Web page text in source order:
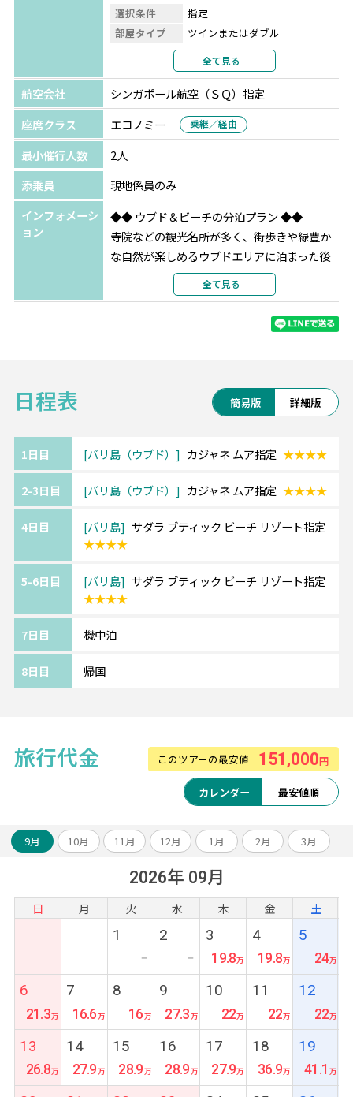
〇Ａプラン：ジンバランビーチでのシーフードBBQディナ
ー+ソフトドリンク1杯
〇Ｂプラン：絶品「イイガワルン」でのナシゴレンポーク
リブ+ビンタンビール1杯 ※クタ・ウブド・ウルワツ
〇Ｃプラン：名店「イブオカ」でのバビグリン+ビンタン
ビール1杯 ※ウブド
◆ご出発120日前までのご予約
〇Dプラン：インスタ映え「トラガシンハ トロピカルリバ
ークラブ」でのフローティングランチ1回
サージ60分
〇Fプラン：5つ星ホテル「ケンピンスキーバリ」でのアフ
タヌーンティー1回 ※年末年始は利用不可
※1名様参加の場合、Dプラン・Fプランはご利用いただけ
ません。
〇Aセット：学生特典+オーキッドスパでの60分マッサー
のアフタヌーンティー（3,000円/人）
〇Cセット【お得】：学生特典+60分マッサージ+アフタヌ
ーンティー（5,000円/人）
※1名様参加の場合、Bセット・Cセットはご利用いただけ
選択条件
指定
部屋タイプ
ツインまたはダブル
2名1室利用
部屋カテゴリ
デラックスルーム
バリ島 サダラ ブティック ビーチ リゾート
★★★★
選択条件
指定
部屋タイプ
利用形態
部屋カテゴリ
サダラプレミア
全て見る
航空会社
シンガポール航空（ＳＱ）指定
座席クラス
エコノミー 乗継／経由
最小催行人数
2人
添乗員
現地係員のみ
インフォメーシ
ョン
◆◆ ウブド＆ビーチの分泊プラン ◆◆
寺院などの観光名所が多く、街歩きや緑豊か
な自然が楽しめるウブドエリアに泊まった後
は、ビーチ沿いのホテルでゆったりと♪
雰囲気の異なるエリアを1度に楽しめるお勧め
通り沿いのリゾート！
隠れ家的な雰囲気が魅力のプチホテル
■サダラ ブティック ビーチリゾート【人気ホ
マリンスポーツが盛んなベノア地区のビーチ
三角屋根が可愛いプールバーや開放的なレス
トランでリゾート気分満載です。
POINT1：空港～ホテル間は日本語ガイド付
1.カーチャーター8時間(1組1台)
2.お得なレートで両替
3.WiFiレンタル1日500円(充電器セット800円)
4.観光時のサロンレンタル
5.LINEで現地日本語対応 など
全て見る
日程表 簡易版 詳細版
1日目 バリ島（ウブド） カジャネ ムア指定 ★★★★
2-3日目 バリ島（ウブド） カジャネ ムア指定 ★★★★
4日目 バリ島
サダラ ブティック ビーチ リゾート指定
★★★★
5-6日目 バリ島
サダラ ブティック ビーチ リゾート指定
★★★★
7日目 機中泊
8日目 帰国
旅行代金 このツアーの最安値 151,000円
カレンダー 最安値順
9月 10月 11月 12月 1月 2月 3月
2026年 09月
日 月 火 水 木 金 土
1
ー
2
ー
3
19.8
4
19.8
5
24
6
21.3
7
16.6
8
16
9
27.3
10
22
11
22
12
22
13
26.8
14
27.9
15
28.9
16
28.9
17
27.9
18
36.9
19
41.1